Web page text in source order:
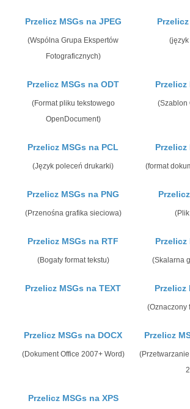
Przelicz MSGs na JPEG
(Wspólna Grupa Ekspertów
Fotograficznych)
Przelicz MSGs na ODT
(Format pliku tekstowego
OpenDocument)
Przelicz
(Szablon
Przelicz MSGs na PCL
(Język poleceń drukarki)
Przelicz
(format
Przelicz MSGs na PNG
(Przenośna grafika sieciowa)
Przelicz MSGs na RTF
(Bogaty format tekstu)
Przelicz
(Skalarna
Przelicz MSGs na TEXT Przelicz
(Oznaczony
Przelicz MSGs na DOCX
(Dokument Office 2007+ Word)
Przelicz
Przelicz MSGs na XPS